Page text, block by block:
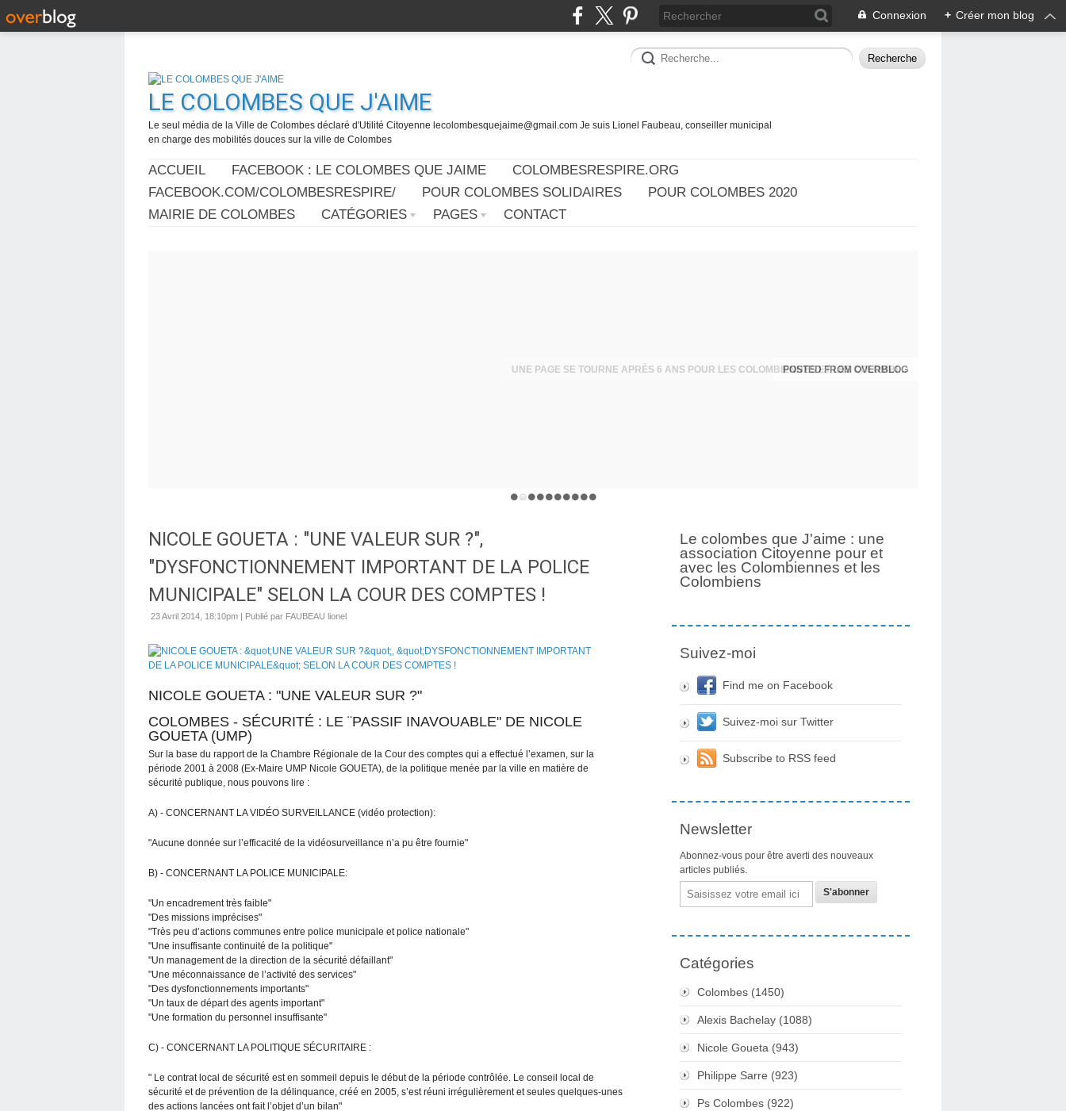
Connexion + Créer mon blog
LE COLOMBES QUE J'AIME
Le seul média de la Ville de Colombes déclaré d'Utilité Citoyenne lecolombesquejaime@gmail.com Je suis Lionel Faubeau, conseiller municipal
en charge des mobilités douces sur la ville de Colombes
ACCUEIL FACEBOOK : LE COLOMBES QUE JAIME
COLOMBESRESPIRE.ORG
FACEBOOK.COM/COLOMBESRESPIRE/
POUR COLOMBES SOLIDAIRES
POUR COLOMBES 2020
MAIRIE DE COLOMBES
CATÉGORIES PAGES CONTACT
UNE PAGE SE TOURNE APRÈS 6 ANS POUR LES COLOMBIENNES ET LES COLOMBIENS
NICOLE GOUETA : "UNE VALEUR SUR ?",
"DYSFONCTIONNEMENT IMPORTANT DE LA POLICE
MUNICIPALE" SELON LA COUR DES COMPTES !
23 Avril 2014, 18:10pm | Publié par FAUBEAU lionel
NICOLE GOUETA : "UNE VALEUR SUR ?"
COLOMBES - SÉCURITÉ : LE ¨PASSIF INAVOUABLE" DE NICOLE
GOUETA (UMP)
Sur la base du rapport de la Chambre Régionale de la Cour des comptes qui a effectué l’examen, sur la
période 2001 à 2008 (Ex-Maire UMP Nicole GOUETA), de la politique menée par la ville en matière de
sécurité publique, nous pouvons lire :
A) - CONCERNANT LA VIDÉO SURVEILLANCE (vidéo protection):
"Aucune donnée sur l’efficacité de la vidéosurveillance n’a pu être fournie"
B) - CONCERNANT LA POLICE MUNICIPALE:
"Un encadrement très faible"
"Des missions imprécises"
"Très peu d’actions communes entre police municipale et police nationale"
"Une insuffisante continuité de la politique"
"Un management de la direction de la sécurité défaillant"
"Une méconnaissance de l’activité des services"
"Des dysfonctionnements importants"
"Un taux de départ des agents important"
"Une formation du personnel insuffisante"
C) - CONCERNANT LA POLITIQUE SÉCURITAIRE :
" Le contrat local de sécurité est en sommeil depuis le début de la période contrôlée. Le conseil local de
sécurité et de prévention de la délinquance, créé en 2005, s’est réuni irrégulièrement et seules quelques-unes
des actions lancées ont fait l’objet d’un bilan"
Le colombes que J'aime : une
association Citoyenne pour et
avec les Colombiennes et les
Colombiens
Suivez-moi
Find me on Facebook
Suivez-moi sur Twitter
Subscribe to RSS feed
Newsletter
Abonnez-vous pour être averti des nouveaux
articles publiés.
Email
Catégories
Colombes (1450)
Alexis Bachelay (1088)
Nicole Goueta (943)
Philippe Sarre (923)
Ps Colombes (922)